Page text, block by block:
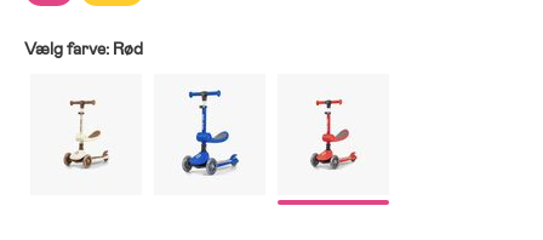
Vælg farve: Rød